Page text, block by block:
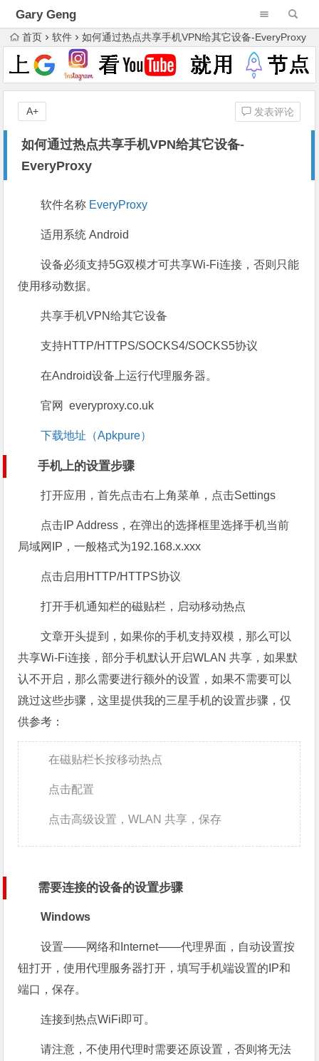
Gary Geng
首页 软件 如何通过热点共享手机VPN给其它设备-EveryProxy
如何通过热点共享手机VPN给其它设备-
EveryProxy
发表评论
A+
软件名称 EveryProxy
适用系统 Android
设备必须支持5G双模才可共享Wi-Fi连接，否则只能
使用移动数据。
共享手机VPN给其它设备
支持HTTP/HTTPS/SOCKS4/SOCKS5协议
在Android设备上运行代理服务器。
官网 everyproxy.co.uk
下载地址（Apkpure）
手机上的设置步骤
打开应用，首先点击右上角菜单，点击Settings
点击IP Address，在弹出的选择框里选择手机当前
局域网IP，一般格式为192.168.x.xxx
点击启用HTTP/HTTPS协议
打开手机通知栏的磁贴栏，启动移动热点
文章开头提到，如果你的手机支持双模，那么可以
共享Wi-Fi连接，部分手机默认开启WLAN 共享，如果默
认不开启，那么需要进行额外的设置，如果不需要可以
跳过这些步骤，这里提供我的三星手机的设置步骤，仅
供参考：
在磁贴栏长按移动热点
点击配置
点击高级设置，WLAN 共享，保存
需要连接的设备的设置步骤
Windows
设置——网络和Internet——代理界面，自动设置按
钮打开，使用代理服务器打开，填写手机端设置的IP和
端口，保存。
连接到热点WiFi即可。
请注意，不使用代理时需要还原设置，否则将无法